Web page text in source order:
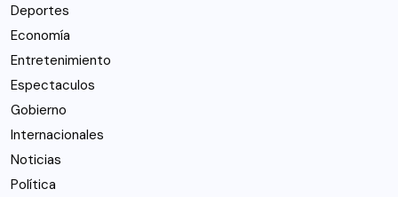
Deportes
Economía
Entretenimiento
Espectaculos
Gobierno
Internacionales
Noticias
Política